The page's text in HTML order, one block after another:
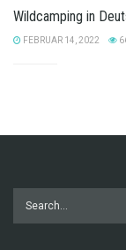
Wildcamping in
FEBRUAR 14, 2022